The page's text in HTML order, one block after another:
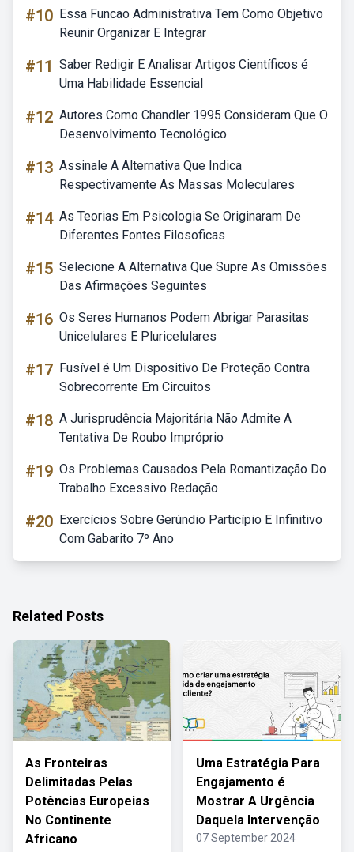
#10 Essa Funcao Administrativa Tem Como Objetivo
Reunir Organizar E Integrar
#11 Saber Redigir E Analisar Artigos Científicos é
Uma Habilidade Essencial
#12 Autores Como Chandler 1995 Consideram Que O
Desenvolvimento Tecnológico
#13 Assinale A Alternativa Que Indica
Respectivamente As Massas Moleculares
#14 As Teorias Em Psicologia Se Originaram De
Diferentes Fontes Filosoficas
#15 Selecione A Alternativa Que Supre As Omissões
Das Afirmações Seguintes
#16 Os Seres Humanos Podem Abrigar Parasitas
Unicelulares E Pluricelulares
#17 Fusível é Um Dispositivo De Proteção Contra
Sobrecorrente Em Circuitos
#18 A Jurisprudência Majoritária Não Admite A
Tentativa De Roubo Impróprio
#19 Os Problemas Causados Pela Romantização Do
Trabalho Excessivo Redação
#20 Exercícios Sobre Gerúndio Particípio E Infinitivo
Com Gabarito 7º Ano
Related Posts
As Fronteiras
Delimitadas Pelas
Potências Europeias
No Continente
Africano
Uma Estratégia Para
Engajamento é
Mostrar A Urgência
Daquela Intervenção
07 September 2024